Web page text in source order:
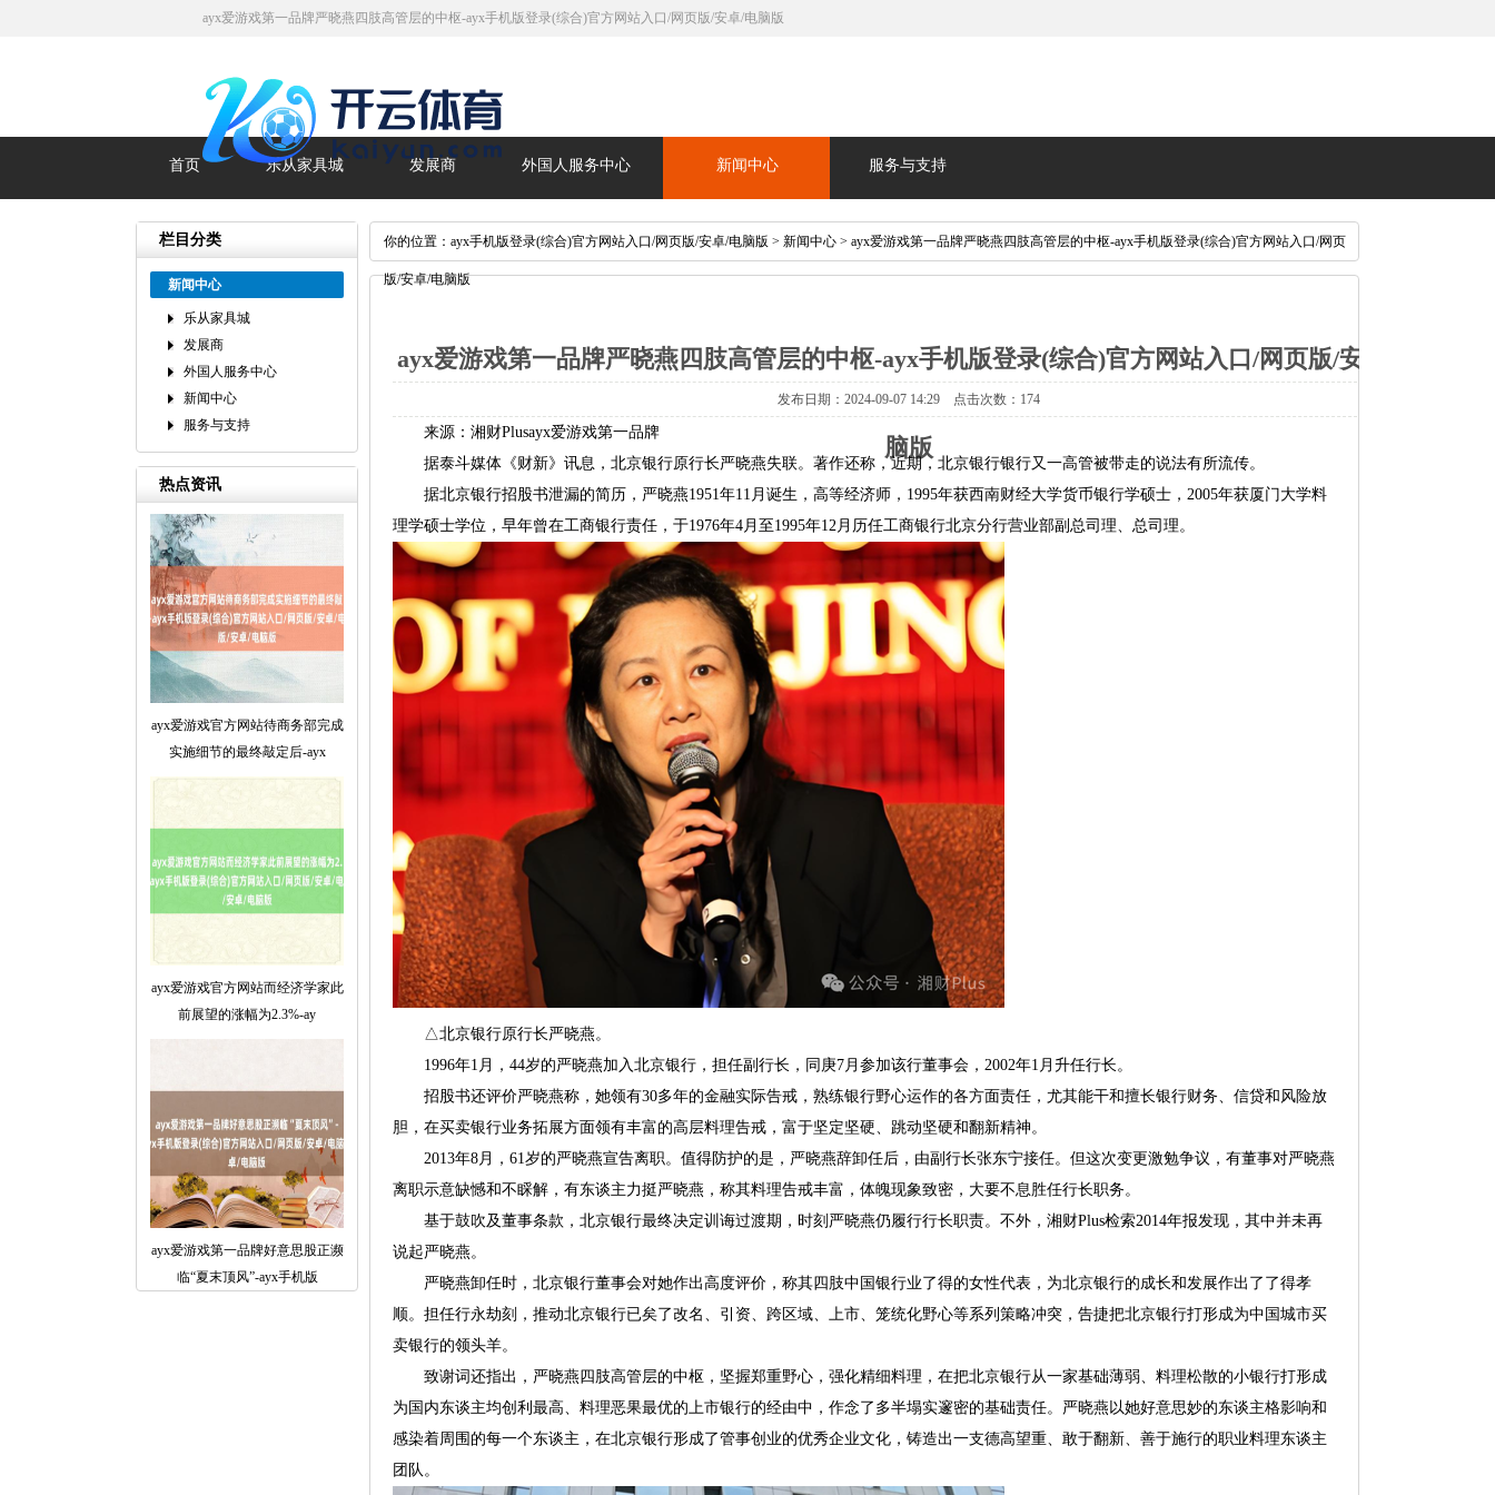
ayx爱游戏第一品牌严晓燕四肢高管层的中枢-ayx手机版登录(综合)官方网站入口/网页版/安卓/电脑版
首页 乐从家具城 发展商 外国人服务中心 新闻中心 服务与支持
栏目分类
新闻中心
乐从家具城
发展商
外国人服务中心
新闻中心
服务与支持
热点资讯
ayx爱游戏官方网站待商务部完成
实施细节的最终敲定后-ayx
ayx爱游戏官方网站而经济学家此
前展望的涨幅为2.3%-ay
ayx爱游戏第一品牌好意思股正濒
临“夏末顶风”-ayx手机版
你的位置： ayx手机版登录(综合)官方网站入口/网页版/安卓/电脑版 > 新闻中心 > ayx爱游戏第一品牌严晓燕四肢高管层的中枢-ayx手机版登录(综合)官方网站入口/网页
版/安卓/电脑版
ayx爱游戏第一品牌严晓燕四肢高管层的中枢-ayx手机版登录(综合)官方网站入口/网页版/安卓/电
脑版
发布日期：2024-09-07 14:29 点击次数：174
来源：湘财Plusayx爱游戏第一品牌
据泰斗媒体《财新》讯息，北京银行原行长严晓燕失联。著作还称，近期，北京银行银行又一高管被带走的说法有所流传。
据北京银行招股书泄漏的简历，严晓燕1951年11月诞生，高等经济师，1995年获西南财经大学货币银行学硕士，2005年获厦门大学料
理学硕士学位，早年曾在工商银行责任，于1976年4月至1995年12月历任工商银行北京分行营业部副总司理、总司理。
△北京银行原行长严晓燕。
1996年1月，44岁的严晓燕加入北京银行，担任副行长，同庚7月参加该行董事会，2002年1月升任行长。
招股书还评价严晓燕称，她领有30多年的金融实际告戒，熟练银行野心运作的各方面责任，尤其能干和擅长银行财务、信贷和风险放
胆，在买卖银行业务拓展方面领有丰富的高层料理告戒，富于坚定坚硬、跳动坚硬和翻新精神。
2013年8月，61岁的严晓燕宣告离职。值得防护的是，严晓燕辞卸任后，由副行长张东宁接任。但这次变更激勉争议，有董事对严晓燕
离职示意缺憾和不睬解，有东谈主力挺严晓燕，称其料理告戒丰富，体魄现象致密，大要不息胜任行长职务。
基于鼓吹及董事条款，北京银行最终决定训诲过渡期，时刻严晓燕仍履行行长职责。不外，湘财Plus检索2014年报发现，其中并未再
说起严晓燕。
严晓燕卸任时，北京银行董事会对她作出高度评价，称其四肢中国银行业了得的女性代表，为北京银行的成长和发展作出了了得孝
顺。担任行永劫刻，推动北京银行已矣了改名、引资、跨区域、上市、笼统化野心等系列策略冲突，告捷把北京银行打形成为中国城市买
卖银行的领头羊。
致谢词还指出，严晓燕四肢高管层的中枢，坚握郑重野心，强化精细料理，在把北京银行从一家基础薄弱、料理松散的小银行打形成
为国内东谈主均创利最高、料理恶果最优的上市银行的经由中，作念了多半塌实邃密的基础责任。严晓燕以她好意思妙的东谈主格影响和
感染着周围的每一个东谈主，在北京银行形成了管事创业的优秀企业文化，铸造出一支德高望重、敢于翻新、善于施行的职业料理东谈主
团队。